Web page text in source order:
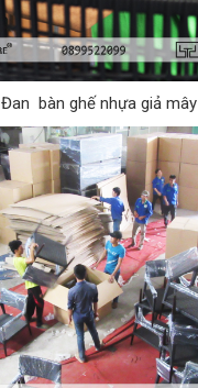
Đan bàn ghế nhựa giả mây